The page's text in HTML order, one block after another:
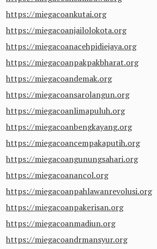
https://miegacoankutai.org
https://miegacoanjailolokota.org
https://miegacoanacehpidiejaya.org
https://miegacoanpakpakbharat.org
https://miegacoandemak.org
https://miegacoansarolangun.org
https://miegacoanlimapuluh.org
https://miegacoanbengkayang.org
https://miegacoancempakaputih.org
https://miegacoangunungsahari.org
https://miegacoanancol.org
https://miegacoanpahlawanrevolusi.org
https://miegacoanpakerisan.org
https://miegacoanmadiun.org
https://miegacoandrmansyur.org